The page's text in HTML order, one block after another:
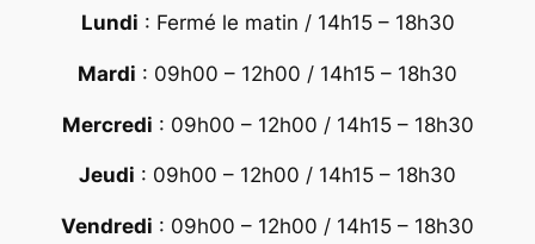
Lundi : Fermé le matin / 14h15 – 18h30
Mardi : 09h00 – 12h00 / 14h15 – 18h30
Mercredi : 09h00 – 12h00 / 14h15 – 18h30
Jeudi : 09h00 – 12h00 / 14h15 – 18h30
Vendredi : 09h00 – 12h00 / 14h15 – 18h30